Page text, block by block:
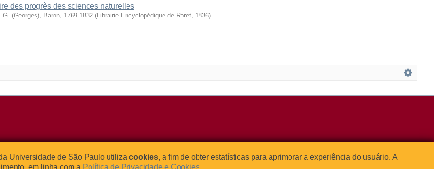
des progrès des sciences naturelles
G. (Georges), Baron, 1769-1832 (Librairie Encyclopédique de Roret, 1836)
Relógio, 109 – Bloco L
Universitária
Tel: (0xx11) 3091-4195 / (0xx11) 3091-1541
Fax: (0xx11) 3091-1567
  
Universidade de São Paulo utiliza cookies, a fim de obter estatísticas para aprimorar a experiência do usuário. A
em linha com a Política de Privacidade e Cookies.